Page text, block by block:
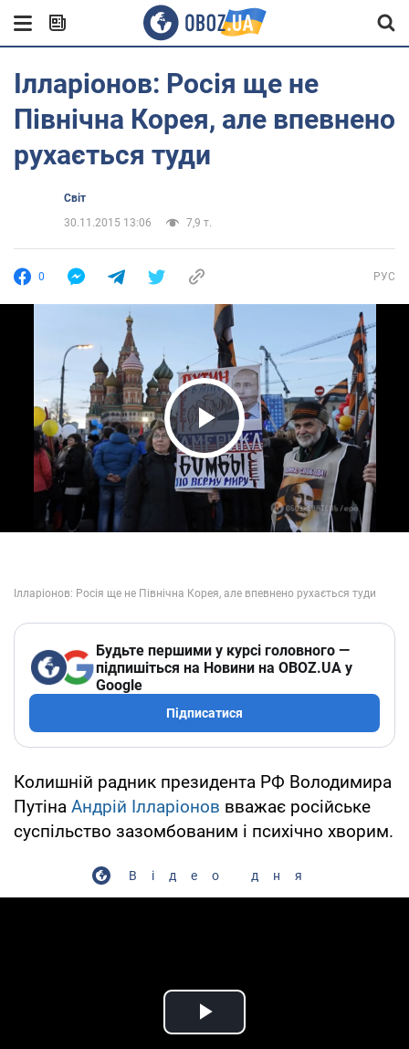
Ілларіонов: Росія ще не
Північна Корея, але впевнено
рухається туди
Світ
30.11.2015 13:06
7,9 т.
0 РУС
Play Video
Будьте першими у курсі головного —
підпишіться на Новини на OBOZ.UA у
Google
Підписатися
Колишній радник президента РФ Володимира
Путіна Андрій Ілларіонов вважає російське
суспільство зазомбованим і психічно хворим.
Відео дня
Play Video